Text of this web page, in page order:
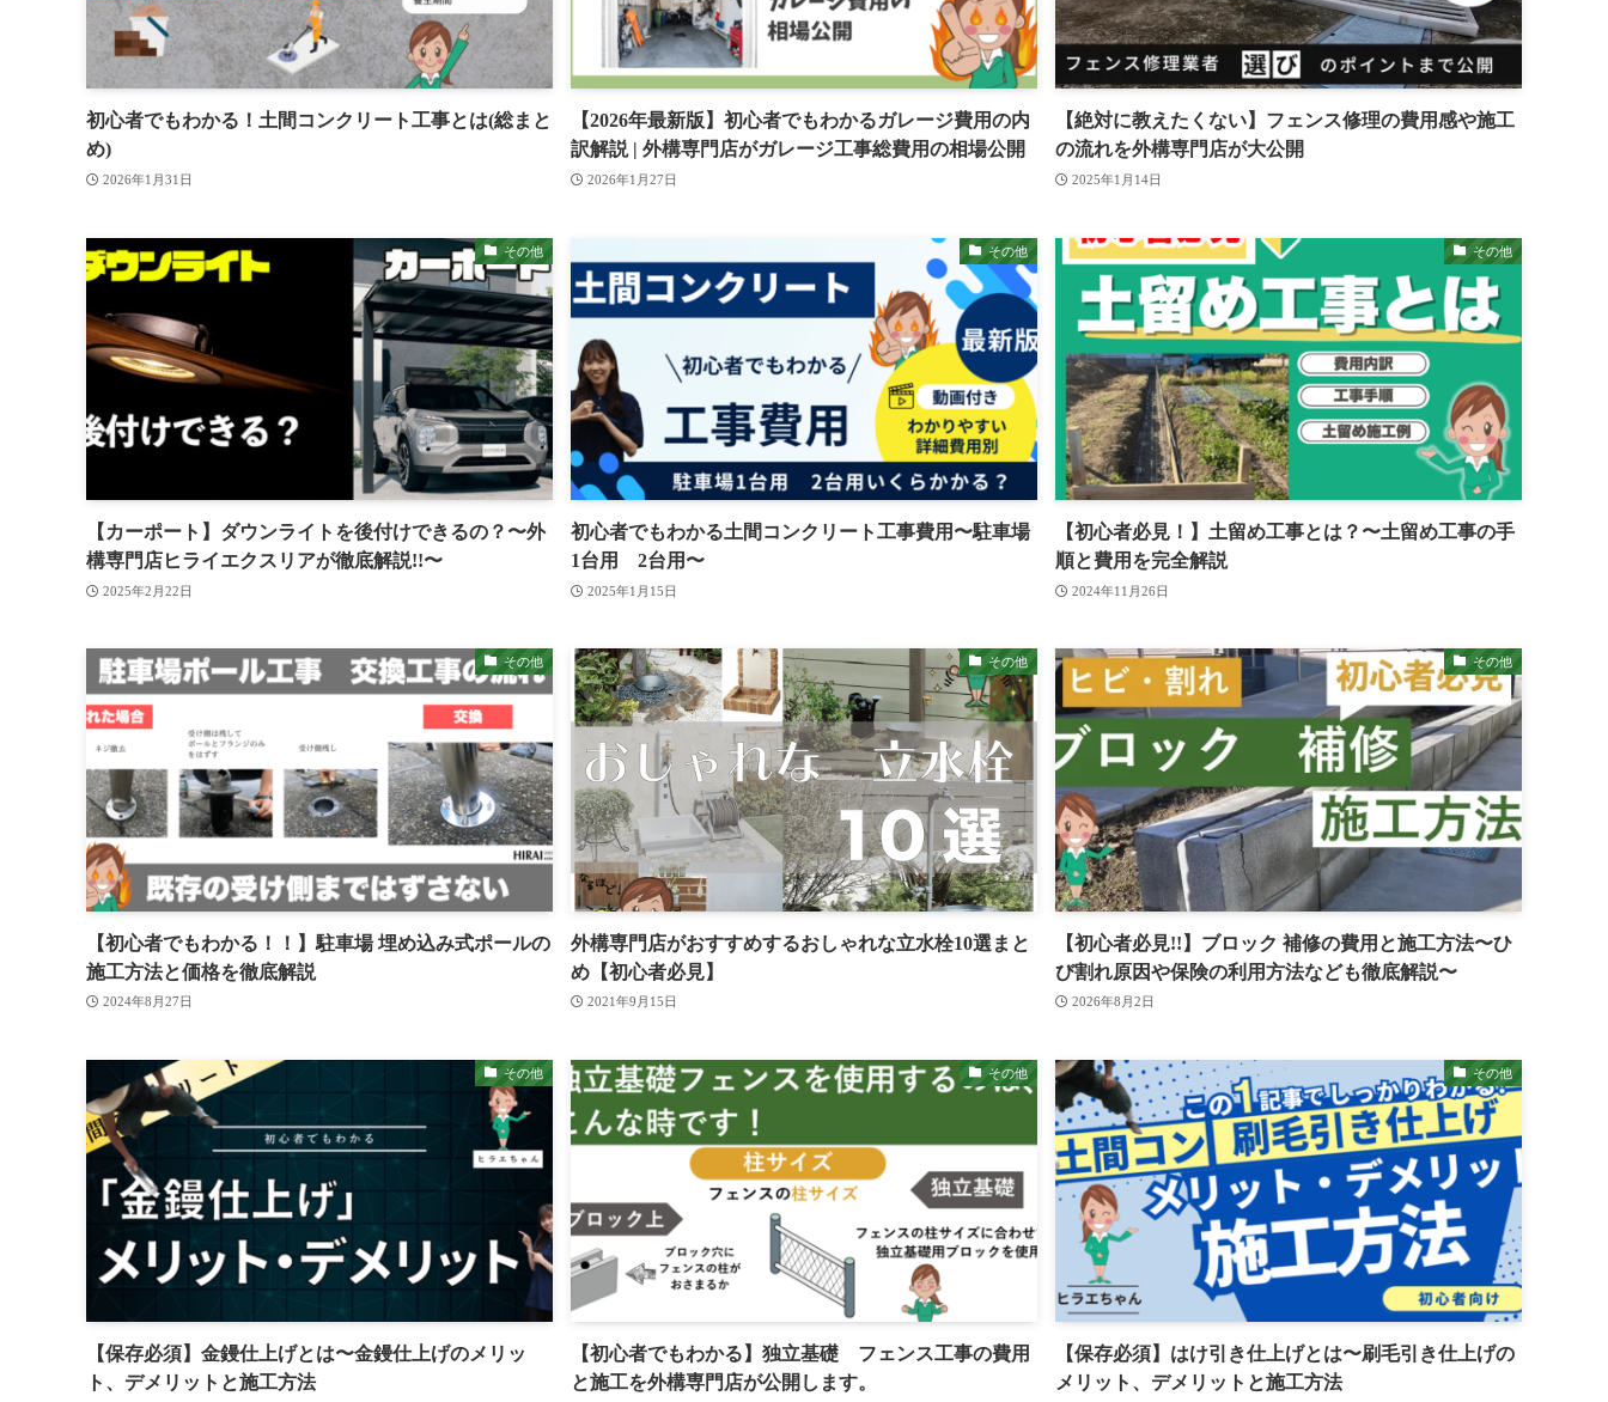
初心者でもわかる！土間コンクリート工事とは(総まと
め)
2026年1月31日
【2026年最新版】初心者でもわかるガレージ費用の内
訳解説 | 外構専門店がガレージ工事総費用の相場公開
2026年1月27日
【絶対に教えたくない】フェンス修理の費用感や施工
の流れを外構専門店が大公開
2025年1月14日
その他
【カーポート】ダウンライトを後付けできるの？〜外
構専門店ヒライエクスリアが徹底解説!!〜
2025年2月22日
その他
初心者でもわかる土間コンクリート工事費用〜駐車場
1台用 2台用〜
2025年1月15日
その他
【初心者必見！】土留め工事とは？〜土留め工事の手
順と費用を完全解説
2024年11月26日
その他
【初心者でもわかる！！】駐車場 埋め込み式ポールの
施工方法と価格を徹底解説
2024年8月27日
その他
外構専門店がおすすめするおしゃれな立水栓10選まと
め【初心者必見】
2021年9月15日
その他
【初心者必見!!】ブロック 補修の費用と施工方法〜ひ
び割れ原因や保険の利用方法なども徹底解説〜
2026年8月2日
その他
【保存必須】金鏝仕上げとは〜金鏝仕上げのメリッ
ト、デメリットと施工方法
その他
【初心者でもわかる】独立基礎 フェンス工事の費用
と施工を外構専門店が公開します。
その他
【保存必須】はけ引き仕上げとは〜刷毛引き仕上げの
メリット、デメリットと施工方法